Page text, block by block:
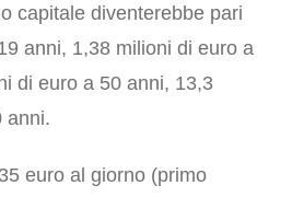
capitale diventerebbe pari
anni, 1,38 milioni di euro a
di euro a 50 anni, 13,3
anni.
euro al giorno (primo